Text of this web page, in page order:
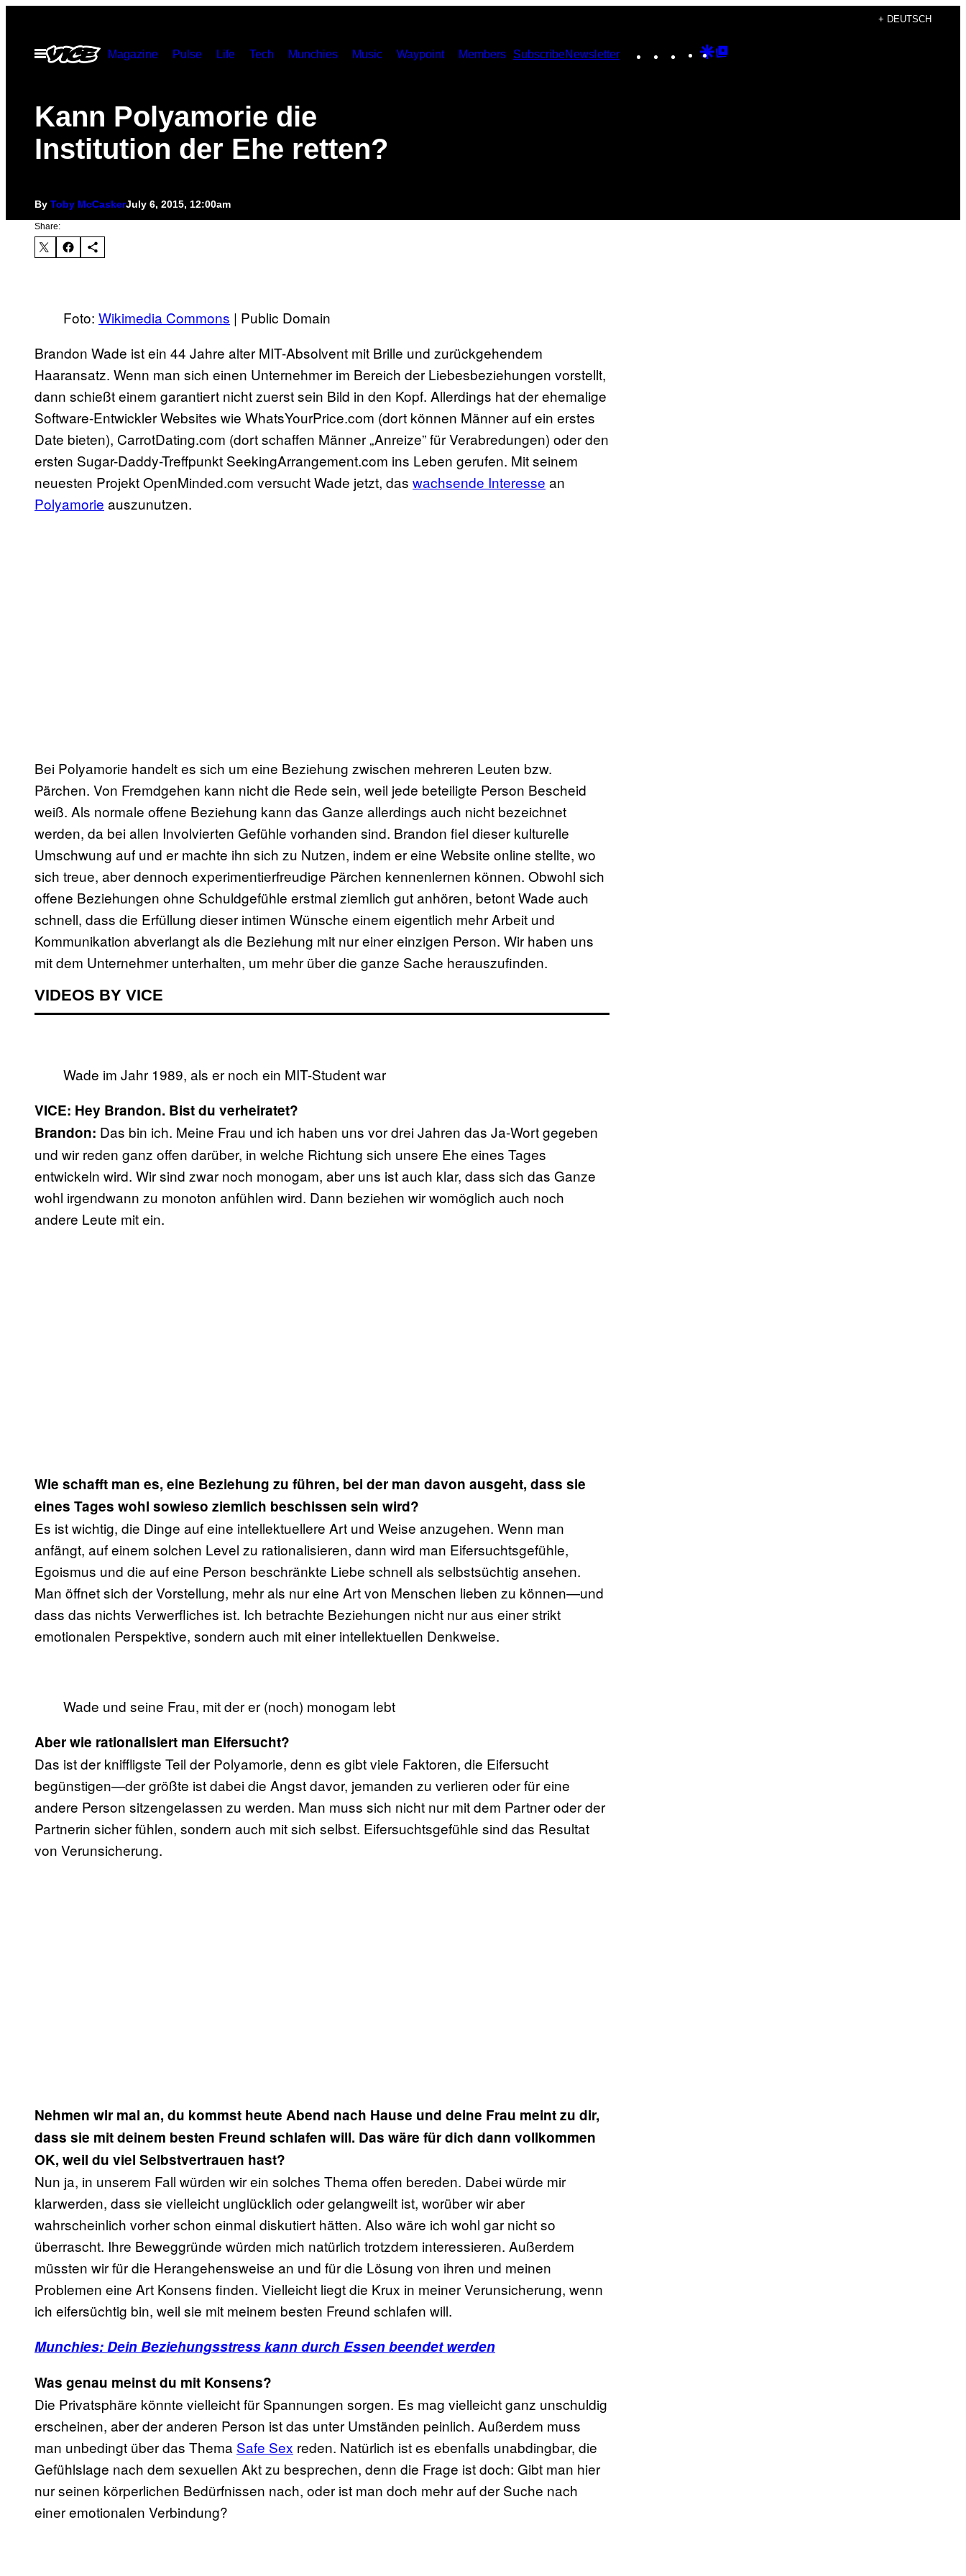
content
+ DEUTSCH
Open
Menu
Magazine Pulse Life Tech Munchies Music Waypoint Members SubscribeNewsletter Instagram
TikTokYouTube
Google
Kann Polyamorie die
Institution der Ehe retten?
By Toby McCaskerJuly 6, 2015, 12:00am
Share:
Foto: Wikimedia Commons | Public Domain
Brandon Wade ist ein 44 Jahre alter MIT-Absolvent mit Brille und zurückgehendem
Haaransatz. Wenn man sich einen Unternehmer im Bereich der Liebesbeziehungen vorstellt,
dann schießt einem garantiert nicht zuerst sein Bild in den Kopf. Allerdings hat der ehemalige
Software-Entwickler Websites wie WhatsYourPrice.com (dort können Männer auf ein erstes
Date bieten), CarrotDating.com (dort schaffen Männer „Anreize” für Verabredungen) oder den
ersten Sugar-Daddy-Treffpunkt SeekingArrangement.com ins Leben gerufen. Mit seinem
neuesten Projekt OpenMinded.com versucht Wade jetzt, das wachsende Interesse an
Polyamorie auszunutzen.
Bei Polyamorie handelt es sich um eine Beziehung zwischen mehreren Leuten bzw.
Pärchen. Von Fremdgehen kann nicht die Rede sein, weil jede beteiligte Person Bescheid
weiß. Als normale offene Beziehung kann das Ganze allerdings auch nicht bezeichnet
werden, da bei allen Involvierten Gefühle vorhanden sind. Brandon fiel dieser kulturelle
Umschwung auf und er machte ihn sich zu Nutzen, indem er eine Website online stellte, wo
sich treue, aber dennoch experimentierfreudige Pärchen kennenlernen können. Obwohl sich
offene Beziehungen ohne Schuldgefühle erstmal ziemlich gut anhören, betont Wade auch
schnell, dass die Erfüllung dieser intimen Wünsche einem eigentlich mehr Arbeit und
Kommunikation abverlangt als die Beziehung mit nur einer einzigen Person. Wir haben uns
mit dem Unternehmer unterhalten, um mehr über die ganze Sache herauszufinden.
VIDEOS BY VICE
Wade im Jahr 1989, als er noch ein MIT-Student war
VICE: Hey Brandon. Bist du verheiratet?
Brandon: Das bin ich. Meine Frau und ich haben uns vor drei Jahren das Ja-Wort gegeben
und wir reden ganz offen darüber, in welche Richtung sich unsere Ehe eines Tages
entwickeln wird. Wir sind zwar noch monogam, aber uns ist auch klar, dass sich das Ganze
wohl irgendwann zu monoton anfühlen wird. Dann beziehen wir womöglich auch noch
andere Leute mit ein.
Wie schafft man es, eine Beziehung zu führen, bei der man davon ausgeht, dass sie
eines Tages wohl sowieso ziemlich beschissen sein wird?
Es ist wichtig, die Dinge auf eine intellektuellere Art und Weise anzugehen. Wenn man
anfängt, auf einem solchen Level zu rationalisieren, dann wird man Eifersuchtsgefühle,
Egoismus und die auf eine Person beschränkte Liebe schnell als selbstsüchtig ansehen.
Man öffnet sich der Vorstellung, mehr als nur eine Art von Menschen lieben zu können—und
dass das nichts Verwerfliches ist. Ich betrachte Beziehungen nicht nur aus einer strikt
emotionalen Perspektive, sondern auch mit einer intellektuellen Denkweise.
Wade und seine Frau, mit der er (noch) monogam lebt
Aber wie rationalisiert man Eifersucht?
Das ist der kniffligste Teil der Polyamorie, denn es gibt viele Faktoren, die Eifersucht
begünstigen—der größte ist dabei die Angst davor, jemanden zu verlieren oder für eine
andere Person sitzengelassen zu werden. Man muss sich nicht nur mit dem Partner oder der
Partnerin sicher fühlen, sondern auch mit sich selbst. Eifersuchtsgefühle sind das Resultat
von Verunsicherung.
Nehmen wir mal an, du kommst heute Abend nach Hause und deine Frau meint zu dir,
dass sie mit deinem besten Freund schlafen will. Das wäre für dich dann vollkommen
OK, weil du viel Selbstvertrauen hast?
Nun ja, in unserem Fall würden wir ein solches Thema offen bereden. Dabei würde mir
klarwerden, dass sie vielleicht unglücklich oder gelangweilt ist, worüber wir aber
wahrscheinlich vorher schon einmal diskutiert hätten. Also wäre ich wohl gar nicht so
überrascht. Ihre Beweggründe würden mich natürlich trotzdem interessieren. Außerdem
müssten wir für die Herangehensweise an und für die Lösung von ihren und meinen
Problemen eine Art Konsens finden. Vielleicht liegt die Krux in meiner Verunsicherung, wenn
ich eifersüchtig bin, weil sie mit meinem besten Freund schlafen will.
Munchies: Dein Beziehungsstress kann durch Essen beendet werden
Was genau meinst du mit Konsens?
Die Privatsphäre könnte vielleicht für Spannungen sorgen. Es mag vielleicht ganz unschuldig
erscheinen, aber der anderen Person ist das unter Umständen peinlich. Außerdem muss
man unbedingt über das Thema Safe Sex reden. Natürlich ist es ebenfalls unabdingbar, die
Gefühlslage nach dem sexuellen Akt zu besprechen, denn die Frage ist doch: Gibt man hier
nur seinen körperlichen Bedürfnissen nach, oder ist man doch mehr auf der Suche nach
einer emotionalen Verbindung?